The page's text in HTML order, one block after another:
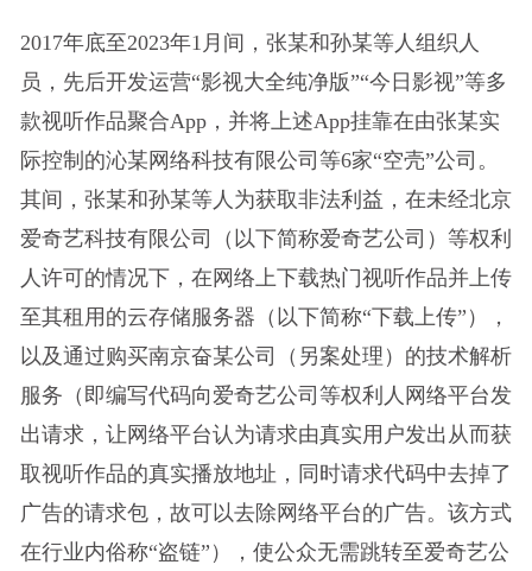
2017年底至2023年1月间，张某和孙某等人组织人
员，先后开发运营“影视大全纯净版”“今日影视”等多
款视听作品聚合App，并将上述App挂靠在由张某实
际控制的沁某网络科技有限公司等6家“空壳”公司。
其间，张某和孙某等人为获取非法利益，在未经北京
爱奇艺科技有限公司（以下简称爱奇艺公司）等权利
人许可的情况下，在网络上下载热门视听作品并上传
至其租用的云存储服务器（以下简称“下载上传”），
以及通过购买南京奋某公司（另案处理）的技术解析
服务（即编写代码向爱奇艺公司等权利人网络平台发
出请求，让网络平台认为请求由真实用户发出从而获
取视听作品的真实播放地址，同时请求代码中去掉了
广告的请求包，故可以去除网络平台的广告。该方式
在行业内俗称“盗链”），使公众无需跳转至爱奇艺公